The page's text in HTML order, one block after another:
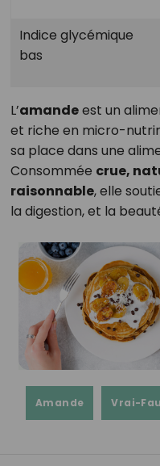
Indice glycémique
bas
L’amandeest un
et riche en micro-
sa place dans une
Consommée crue,
raisonnable, elle
la digestion, et la
Amande Vrai-